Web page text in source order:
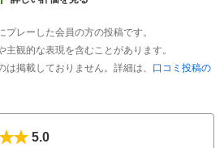
レーした会員の方の投稿です。
観的な表現を含むことがあります。
掲載しておりません。詳細は、 口コミ投稿の
5.0